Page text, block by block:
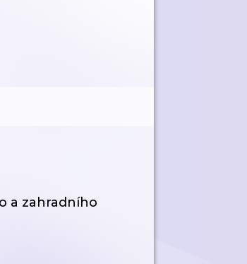
a zahradního